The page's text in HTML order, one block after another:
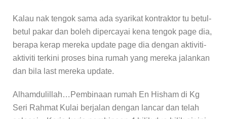
Kalau nak tengok sama ada syarikat kontraktor tu betul-
betul pakar dan boleh dipercayai kena tengok page dia,
berapa kerap mereka update page dia dengan aktiviti-
aktiviti terkini proses bina rumah yang mereka jalankan
dan bila last mereka update.
Alhamdulillah…Pembinaan rumah En Hisham di Kg
Seri Rahmat Kulai berjalan dengan lancar dan telah